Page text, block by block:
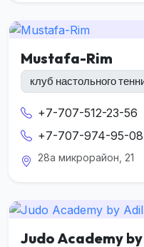
Mustafa-Rim
клуб настольного
+7-707-512-23-56
+7-707-974-95-08
28а микрорайон, 21
Judo Academy